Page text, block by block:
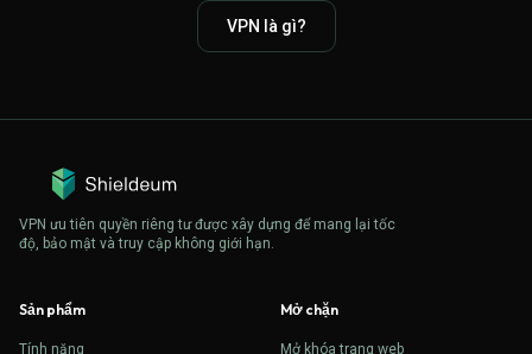
VPN là gì?
VPN ưu tiên quyền riêng tư được xây dựng để mang lại tốc
độ, bảo mật và truy cập không giới hạn.
Sản phẩm
Tính năng
Mở chặn
Mở khóa trang web